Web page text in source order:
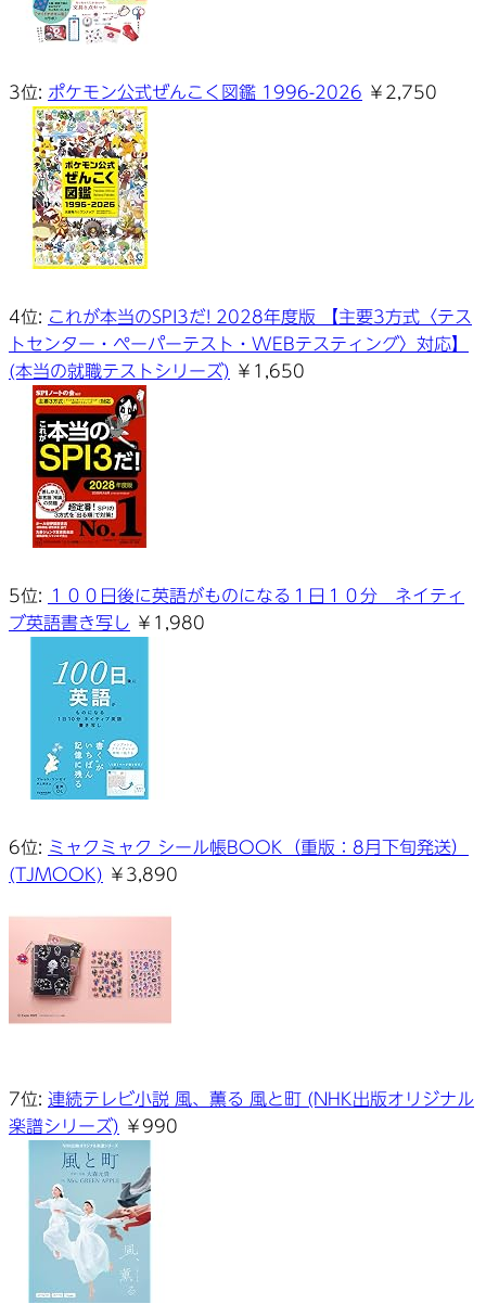
3位: ポケモン公式ぜんこく図鑑 1996-2026 ￥2,750
4位: これが本当のSPI3だ! 2028年度版 【主要3方式〈テス
トセンター・ペーパーテスト・WEBテスティング〉対応】
(本当の就職テストシリーズ) ￥1,650
5位:
１００日後に英語がものになる１日１０分 ネイティ
ブ英語書き写し ￥1,980
6位: ミャクミャク シール帳BOOK（重版：8月下旬発送）
(TJMOOK) ￥3,890
7位: 連続テレビ小説 風、薫る 風と町 (NHK出版オリジナル
楽譜シリーズ) ￥990